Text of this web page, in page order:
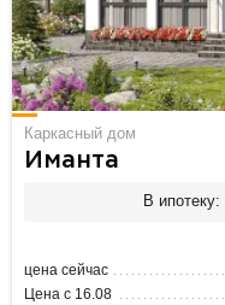
Каркасный дом
Иманта
В ипотеку:
цена сейчас
Цена с 16.08